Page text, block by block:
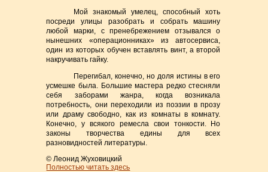
Мой знакомый умелец, способный хоть
посреди улицы разобрать и собрать машину
любой марки, с пренебрежением отзывался о
нынешних «операционниках» из автосервиса,
один из которых обучен вставлять винт, а второй
накручивать гайку.
Перегибал, конечно, но доля истины в его
усмешке была. Большие мастера редко стесняли
себя заборами жанра, когда возникала
потребность, они переходили из поэзии в прозу
или драму свободно, как из комнаты в комнату.
Конечно, у всякого ремесла свои тонкости. Но
законы творчества едины для всех
разновидностей литературы.
© Леонид Жуховицкий
Полностью читать здесь